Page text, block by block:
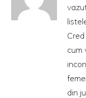
cum
din